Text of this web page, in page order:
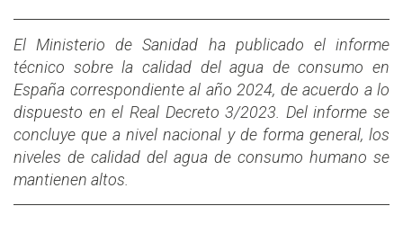
El Ministerio de Sanidad ha publicado el informe
técnico sobre la calidad del agua de consumo en
España correspondiente al año 2024, de acuerdo a lo
dispuesto en el Real Decreto 3/2023. Del informe se
concluye que a nivel nacional y de forma general, los
niveles de calidad del agua de consumo humano se
mantienen altos.